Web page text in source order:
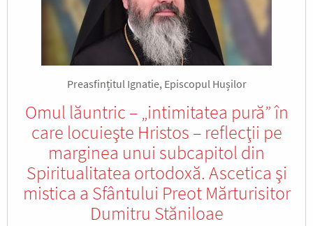
Preasfințitul Ignatie, Episcopul Hușilor
Omul lăuntric – „intimitatea pură” în
care locuieşte Hristos – reflecţii pe
marginea unui subcapitol din
Spiritualitatea ortodoxă. Ascetica şi
mistica a Sfântului Preot Mărturisitor
Dumitru Stăniloae